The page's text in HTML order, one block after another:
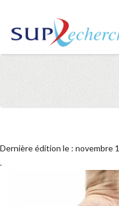
Dernière édition le : novembre
.